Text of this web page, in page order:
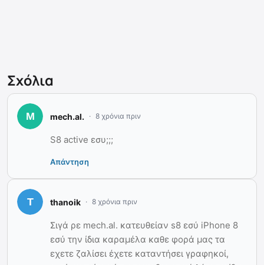
Σχόλια
mech.al. 8 χρόνια πριν
S8 active εσυ;;;
Απάντηση
thanoik 8 χρόνια πριν
Σιγά ρε mech.al. κατευθείαν s8 εσύ iPhone 8
εσύ την ίδια καραμέλα καθε φορά μας τα
εχετε ζαλίσει έχετε καταντήσει γραφηκοί,